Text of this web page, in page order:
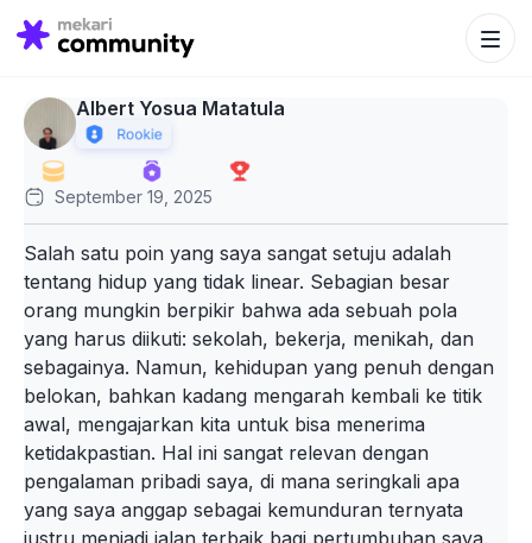
Search
for:
Search
Albert Yosua Matatula
September 19, 2025
Salah satu poin yang saya sangat setuju adalah
tentang hidup yang tidak linear. Sebagian besar
orang mungkin berpikir bahwa ada sebuah pola
yang harus diikuti: sekolah, bekerja, menikah, dan
sebagainya. Namun, kehidupan yang penuh dengan
belokan, bahkan kadang mengarah kembali ke titik
awal, mengajarkan kita untuk bisa menerima
ketidakpastian. Hal ini sangat relevan dengan
pengalaman pribadi saya, di mana seringkali apa
yang saya anggap sebagai kemunduran ternyata
justru menjadi jalan terbaik bagi pertumbuhan saya.